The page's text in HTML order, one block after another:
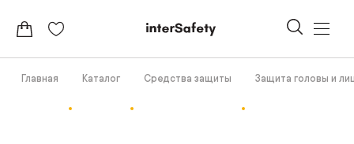
Главная Каталог Средства защиты Защита головы и